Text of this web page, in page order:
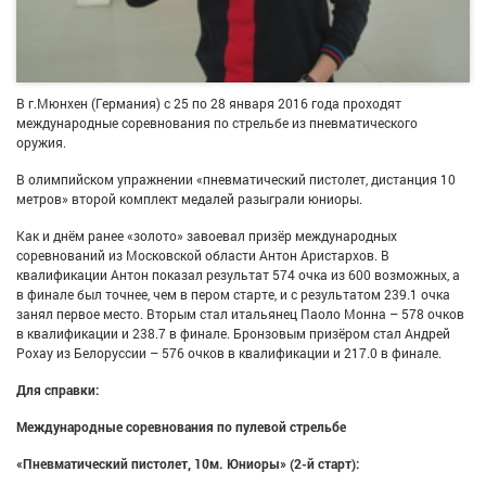
В г.Мюнхен (Германия) с 25 по 28 января 2016 года проходят
международные соревнования по стрельбе из пневматического
оружия.
В олимпийском упражнении «пневматический пистолет, дистанция 10
метров» второй комплект медалей разыграли юниоры.
Как и днём ранее «золото» завоевал призёр международных
соревнований из Московской области Антон Аристархов. В
квалификации Антон показал результат 574 очка из 600 возможных, а
в финале был точнее, чем в пером старте, и с результатом 239.1 очка
занял первое место. Вторым стал итальянец Паоло Монна – 578 очков
в квалификации и 238.7 в финале. Бронзовым призёром стал Андрей
Рохау из Белоруссии – 576 очков в квалификации и 217.0 в финале.
Для справки:
Международные соревнования по пулевой стрельбе
«Пневматический пистолет, 10м. Юниоры» (2-й старт):